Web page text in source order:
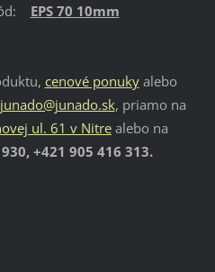
EPS 70 10mm
cenové ponukyalebo
junado@junado.sk, priamo na
ul. 61 v Nitre alebo na
+421 905 416 313.